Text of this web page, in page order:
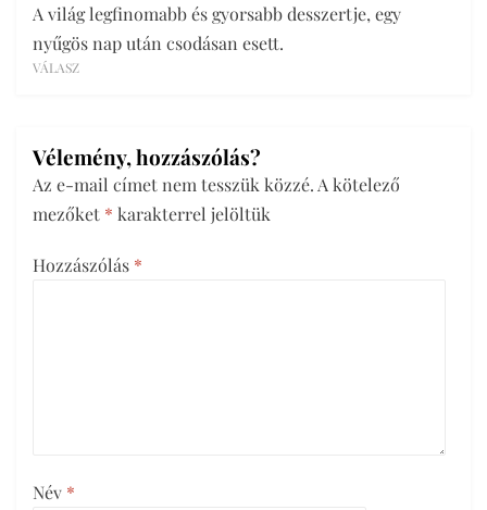
A világ legfinomabb és gyorsabb desszertje, egy
nyűgös nap után csodásan esett.
VÁLASZ
Vélemény, hozzászólás?
Az e-mail címet nem tesszük közzé. A kötelező
mezőket * karakterrel jelöltük
Hozzászólás *
Név *